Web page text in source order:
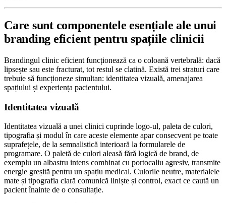
Care sunt componentele esențiale ale unui
branding eficient pentru spațiile clinicii
Brandingul clinic eficient funcționează ca o coloană vertebrală: dacă
lipsește sau este fracturat, tot restul se clatină. Există trei straturi care
trebuie să funcționeze simultan: identitatea vizuală, amenajarea
spațiului și experiența pacientului.
Identitatea vizuală
Identitatea vizuală a unei clinici cuprinde logo-ul, paleta de culori,
tipografia și modul în care aceste elemente apar consecvent pe toate
suprafețele, de la semnalistică interioară la formularele de
programare. O paletă de culori aleasă fără logică de brand, de
exemplu un albastru intens combinat cu portocaliu agresiv, transmite
energie greșită pentru un spațiu medical. Culorile neutre, materialele
mate și tipografia clară comunică liniște și control, exact ce caută un
pacient înainte de o consultație.